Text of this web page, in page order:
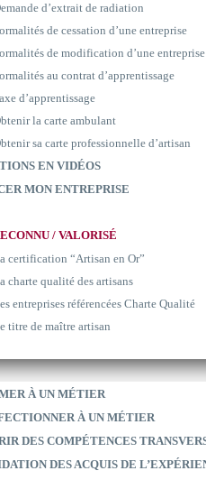
d’extrait de radiation
de cessation d’une entreprise
de modification d’une entreprise
au contrat d’apprentissage
d’apprentissage
la carte ambulant
sa carte professionnelle d’artisan
EN VIDÉOS
MON ENTREPRISE
/ VALORISÉ
certification “Artisan en Or”
charte qualité des artisans
entreprises référencées Charte Qualité
titre de maître artisan
À UN MÉTIER
À UN MÉTIER
DES COMPÉTENCES
DES ACQUIS DE